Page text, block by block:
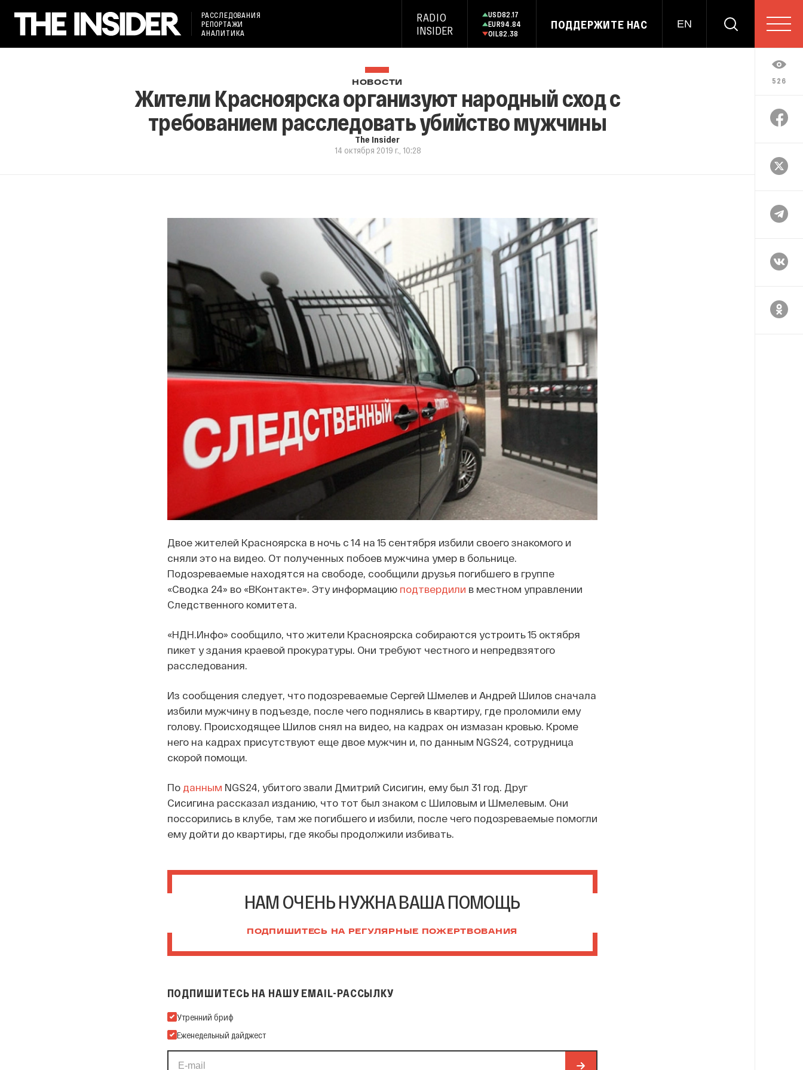
РАССЛЕДОВАНИЯ
РЕПОРТАЖИ
АНАЛИТИКА
RADIO
INSIDER
USD82.17
EUR94.84
OIL82.38
ПОДДЕРЖИТЕ НАС EN
526
НОВОСТИ
Жители Красноярска организуют народный сход с
требованием расследовать убийство мужчины
The Insider
14 октября 2019 г., 10:28
Двое жителей Красноярска в ночь с 14 на 15 сентября избили своего знакомого и
сняли это на видео. От полученных побоев мужчина умер в больнице.
Подозреваемые находятся на свободе, сообщили друзья погибшего в группе
«Сводка 24» во «ВКонтакте». Эту информацию подтвердили в местном управлении
Следственного комитета.
«НДН.Инфо» сообщило, что жители Красноярска собираются устроить 15 октября
пикет у здания краевой прокуратуры. Они требуют честного и непредвзятого
расследования.
Из сообщения следует, что подозреваемые Сергей Шмелев и Андрей Шилов сначала
избили мужчину в подъезде, после чего поднялись в квартиру, где проломили ему
голову. Происходящее Шилов снял на видео, на кадрах он измазан кровью. Кроме
него на кадрах присутствуют еще двое мужчин и, по данным NGS24, сотрудница
скорой помощи.
По данным NGS24, убитого звали Дмитрий Сисигин, ему был 31 год. Друг
Сисигина рассказал изданию, что тот был знаком с Шиловым и Шмелевым. Они
поссорились в клубе, там же погибшего и избили, после чего подозреваемые помогли
ему дойти до квартиры, где якобы продолжили избивать.
НАМ ОЧЕНЬ НУЖНА ВАША ПОМОЩЬ
ПОДПИШИТЕСЬ НА РЕГУЛЯРНЫЕ ПОЖЕРТВОВАНИЯ
ПОДПИШИТЕСЬ НА НАШУ EMAIL-РАССЫЛКУ
Подпишитесь на нашу Email-рассылку
Утренний бриф
Еженедельный дайджест